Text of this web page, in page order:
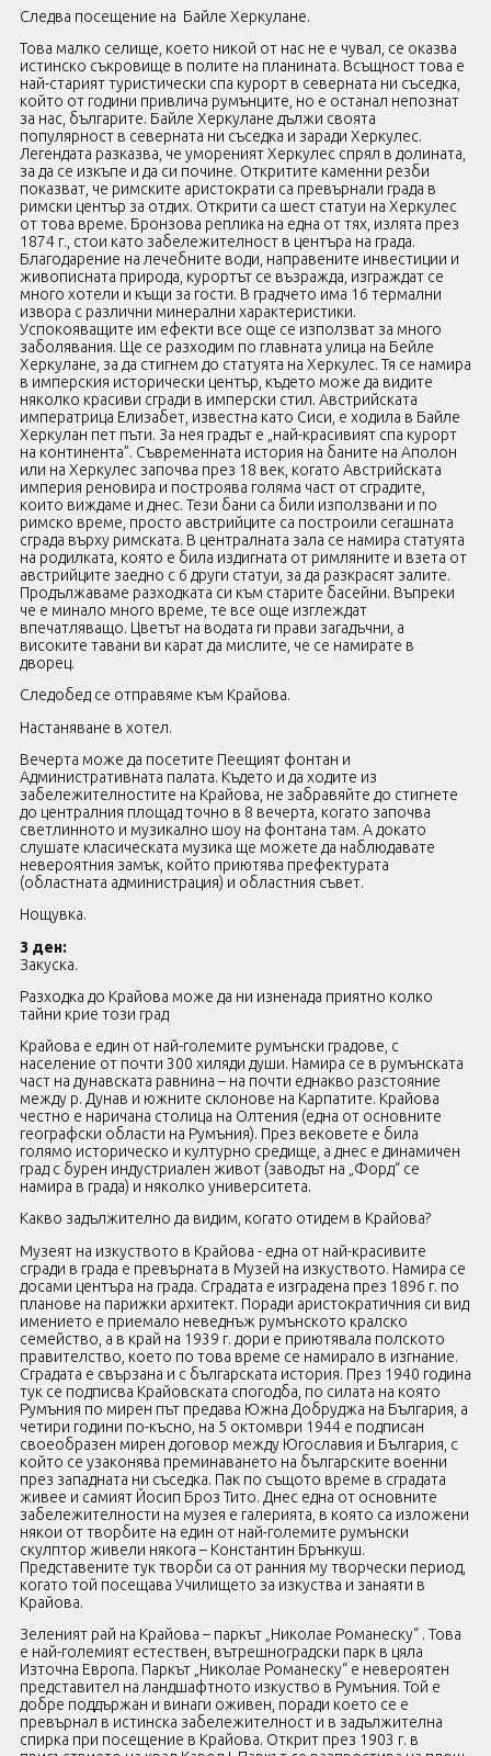
Следва посещение на Байле Херкулане.
Това малко селище, което никой от нас не е чувал, се оказва
истинско съкровище в полите на планината. Всъщност това е
най-старият туристически спа курорт в северната ни съседка,
който от години привлича румънците, но е останал непознат
за нас, българите. Байле Херкулане дължи своята
популярност в северната ни съседка и заради Херкулес.
Легендата разказва, че умореният Херкулес спрял в долината,
за да се изкъпе и да си почине. Откритите каменни резби
показват, че римските аристократи са превърнали града в
римски център за отдих. Открити са шест статуи на Херкулес
от това време. Бронзова реплика на една от тях, излята през
1874 г., стои като забележителност в центъра на града.
Благодарение на лечебните води, направените инвестиции и
живописната природа, курортът се възражда, изграждат се
много хотели и къщи за гости. В градчето има 16 термални
извора с различни минерални характеристики.
Успокояващите им ефекти все още се използват за много
заболявания. Ще се разходим по главната улица на Бейле
Херкулане, за да стигнем до статуята на Херкулес. Тя се намира
в имперския исторически център, където може да видите
няколко красиви сгради в имперски стил. Австрийската
императрица Елизабет, известна като Сиси, е ходила в Байле
Херкулан пет пъти. За нея градът е „най-красивият спа курорт
на континента”. Съвременната история на баните на Аполон
или на Херкулес започва през 18 век, когато Австрийската
империя реновира и построява голяма част от сградите,
които виждаме и днес. Тези бани са били използвани и по
римско време, просто австрийците са построили сегашната
сграда върху римската. В централната зала се намира статуята
на родилката, която е била издигната от римляните и взета от
австрийците заедно с 6 други статуи, за да разкрасят залите.
Продължаваме разходката си към старите басейни. Въпреки
че е минало много време, те все още изглеждат
впечатляващо. Цветът на водата ги прави загадъчни, а
високите тавани ви карат да мислите, че се намирате в
дворец.
Следобед се отправяме към Крайова.
Настаняване в хотел.
Вечерта може да посетите Пеещият фонтан и
Административната палата. Където и да ходите из
забележителностите на Крайова, не забравяйте до стигнете
до централния площад точно в 8 вечерта, когато започва
светлинното и музикално шоу на фонтана там. А докато
слушате класическата музика ще можете да наблюдавате
невероятния замък, който приютява префектурата
(областната администрация) и областния съвет.
Нощувка.
3 ден:
Закуска.
Разходка до Крайова може да ни изненада приятно колко
тайни крие този град
Крайова е един от най-големите румънски градове, с
население от почти 300 хиляди души. Намира се в румънската
част на дунавската равнина – на почти еднакво разстояние
между р. Дунав и южните склонове на Карпатите. Крайова
честно е наричана столица на Олтения (една от основните
географски области на Румъния). През вековете е била
голямо историческо и културно средище, а днес е динамичен
град с бурен индустриален живот (заводът на „Форд“ се
намира в града) и няколко университета.
Какво задължително да видим, когато отидем в Крайова?
Музеят на изкуството в Крайова - една от най-красивите
сгради в града е превърната в Музей на изкуството. Намира се
досами центъра на града. Сградата е изградена през 1896 г. по
планове на парижки архитект. Поради аристократичния си вид
имението е приемало неведнъж румънското кралско
семейство, а в край на 1939 г. дори е приютявала полското
правителство, което по това време се намирало в изгнание.
Сградата е свързана и с българската история. През 1940 година
тук се подписва Крайовската спогодба, по силата на която
Румъния по мирен път предава Южна Добруджа на България, а
четири години по-късно, на 5 октомври 1944 е подписан
своеобразен мирен договор между Югославия и България, с
който се узаконява преминаването на българските военни
през западната ни съседка. Пак по същото време в сградата
живее и самият Йосип Броз Тито. Днес една от основните
забележителности на музея е галерията, в която са изложени
някои от творбите на един от най-големите румънски
скулптор живели някога – Константин Брънкуш.
Представените тук творби са от ранния му творчески период,
когато той посещава Училището за изкуства и занаяти в
Крайова.
Зеленият рай на Крайова – паркът „Николае Романеску“ . Това
е най-големият естествен, вътрешноградски парк в цяла
Източна Европа. Паркът „Николае Романеску“ е невероятен
представител на ландшафтното изкуство в Румъния. Той е
добре поддържан и винаги оживен, поради което се е
превърнал в истинска забележителност и в задължителна
спирка при посещение в Крайова. Открит през 1903 г. в